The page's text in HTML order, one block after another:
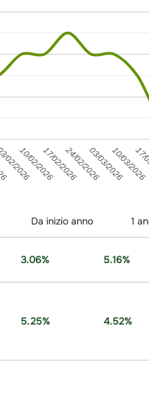
2026
10/02/202617/02/202624/02/202603/03/202610/03/2026
Da inizio anno 1
3.06% 5.16%
5.25% 4.52%